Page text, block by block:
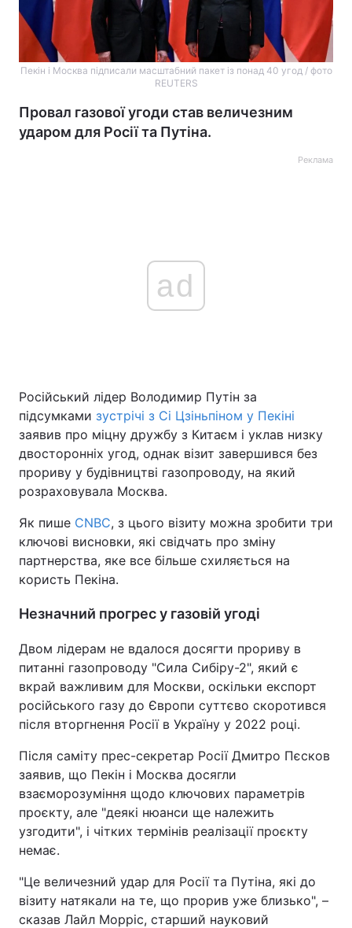
Пекін і Москва підписали масштабний пакет із понад 40 угод / фото
REUTERS
Провал газової угоди став величезним
ударом для Росії та Путіна.
Реклама
ad
Російський лідер Володимир Путін за
підсумками зустрічі з Сі Цзіньпіном у Пекіні
заявив про міцну дружбу з Китаєм і уклав низку
двосторонніх угод, однак візит завершився без
прориву у будівництві газопроводу, на який
розраховувала Москва.
Як пише CNBC, з цього візиту можна зробити три
ключові висновки, які свідчать про зміну
партнерства, яке все більше схиляється на
користь Пекіна.
Незначний прогрес у газовій угоді
Двом лідерам не вдалося досягти прориву в
питанні газопроводу "Сила Сибіру-2", який є
вкрай важливим для Москви, оскільки експорт
російського газу до Європи суттєво скоротився
після вторгнення Росії в Україну у 2022 році.
Після саміту прес-секретар Росії Дмитро Пєсков
заявив, що Пекін і Москва досягли
взаєморозуміння щодо ключових параметрів
проєкту, але "деякі нюанси ще належить
узгодити", і чітких термінів реалізації проєкту
немає.
"Це величезний удар для Росії та Путіна, які до
візиту натякали на те, що прорив уже близько", –
сказав Лайл Морріс, старший науковий